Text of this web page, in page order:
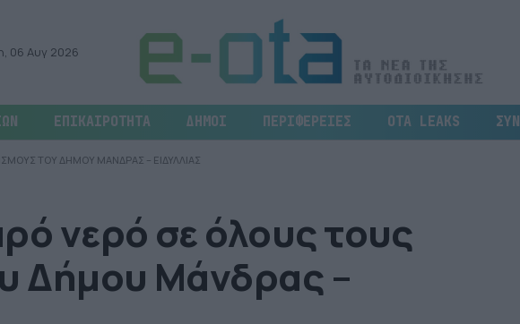
06 Αυγ 2026
ΕΠΙΚΑΙΡΟΤΗΤΑ ΔΗΜΟΙ ΠΕΡΙΦΕΡΕΙΕΣ OTA LEAKS
ΤΟΥ ΔΗΜΟΥ ΜΑΝΔΡΑΣ – ΕΙΔΥΛΛΙΑΣ
νερό σε όλους τους
Δήμου Μάνδρας –